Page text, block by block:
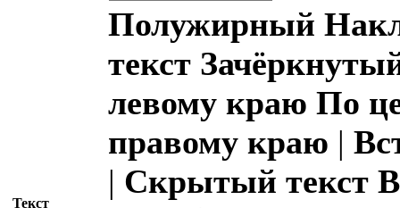
Текст
Полужирный
текст
левому краю По
правому краю |
| Скрытый текст